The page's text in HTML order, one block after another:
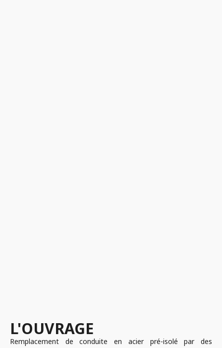
L'OUVRAGE
Remplacement de conduite en acier pré-isolé par des